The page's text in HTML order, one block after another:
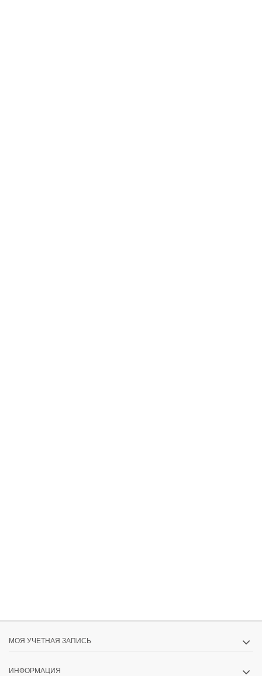
МОЯ УЧЕТНАЯ ЗАПИСЬ
ИНФОРМАЦИЯ